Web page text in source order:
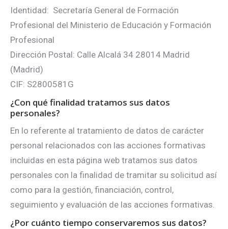
Identidad: Secretaría General de Formación
Profesional del Ministerio de Educación y Formación
Profesional
Dirección Postal: Calle Alcalá 34 28014 Madrid
(Madrid)
CIF: S2800581G
¿Con qué finalidad tratamos sus datos
personales?
En lo referente al tratamiento de datos de carácter
personal relacionados con las acciones formativas
incluidas en esta página web tratamos sus datos
personales con la finalidad de tramitar su solicitud así
como para la gestión, financiación, control,
seguimiento y evaluación de las acciones formativas.
¿Por cuánto tiempo conservaremos sus datos?